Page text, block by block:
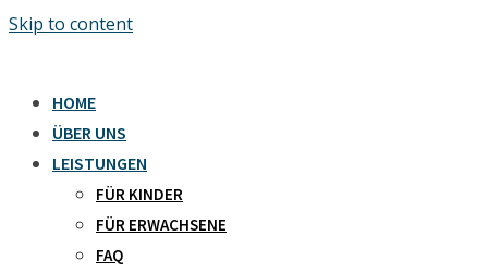
Skip to content
HOME
ÜBER UNS
LEISTUNGEN
FÜR KINDER
FÜR ERWACHSENE
FAQ